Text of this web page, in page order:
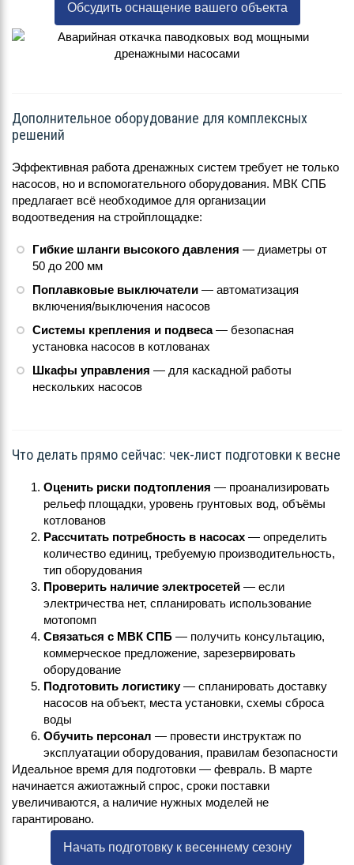
Обсудить оснащение вашего объекта
Дополнительное оборудование для комплексных
решений
Эффективная работа дренажных систем требует не только
насосов, но и вспомогательного оборудования. МВК СПБ
предлагает всё необходимое для организации
водоотведения на стройплощадке:
Гибкие шланги высокого давления — диаметры от
50 до 200 мм
Поплавковые выключатели— автоматизация
включения/выключения насосов
Системы крепления и подвеса— безопасная
установка насосов в котлованах
Шкафы управления — для каскадной работы
нескольких насосов
Что делать прямо сейчас: чек-лист подготовки к весне
Оценить риски подтопления — проанализировать
рельеф площадки, уровень грунтовых вод, объёмы
котлованов
Рассчитать потребность в насосах — определить
количество единиц, требуемую производительность,
тип оборудования
Проверить наличие электросетей — если
электричества нет, спланировать использование
мотопомп
Связаться с МВК СПБ — получить консультацию,
коммерческое предложение, зарезервировать
оборудование
Подготовить логистику— спланировать доставку
насосов на объект, места установки, схемы сброса
воды
Обучить персонал — провести инструктаж по
эксплуатации оборудования, правилам безопасности
Идеальное время для подготовки — февраль. В марте
начинается ажиотажный спрос, сроки поставки
увеличиваются, а наличие нужных моделей не
гарантировано.
Начать подготовку к весеннему сезону